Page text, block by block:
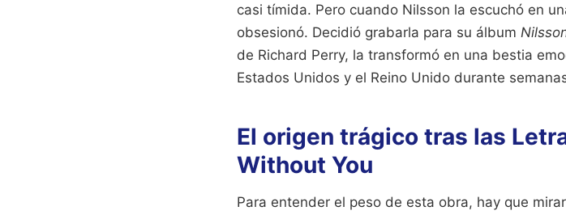
casi tímida. Pero cuando Nilsson la escuchó en
obsesionó. Decidió grabarla para su álbum
de Richard Perry, la transformó en una bestia
Estados Unidos y el Reino Unido durante
El origen trágico tras las
Without You
Para entender el peso de esta obra, hay que